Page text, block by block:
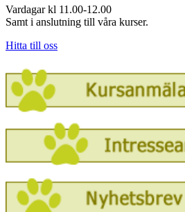
Vardagar kl 11.00-12.00
Samt i anslutning till våra kurser.
Hitta till oss